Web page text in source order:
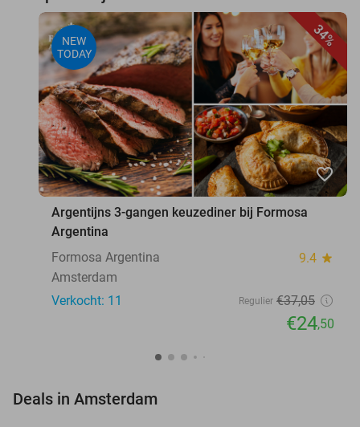
34%
NEW
TODAY
favorite_border
Argentijns 3-gangen keuzediner bij Formosa
Argentina
Formosa Argentina
9.4 star
Amsterdam
Verkocht: 11
Regulier €37,05
€24,50
Deals in Amsterdam